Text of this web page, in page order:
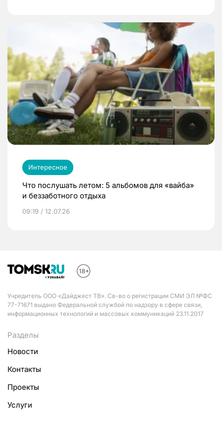
Интересное
Что послушать летом: 5 альбомов для «вайба»
и беззаботного отдыха
09:19 / 12.07.26
Учредитель ООО «Дайджест ТВ». Св-во о регистрации СМИ ЭЛ №ФС
77-71671 выдано Федеральной службой по надзору в сфере связи,
информационных технологий и массовых коммуникаций 23.11.2017
Разделы
Новости
Контакты
Проекты
Услуги